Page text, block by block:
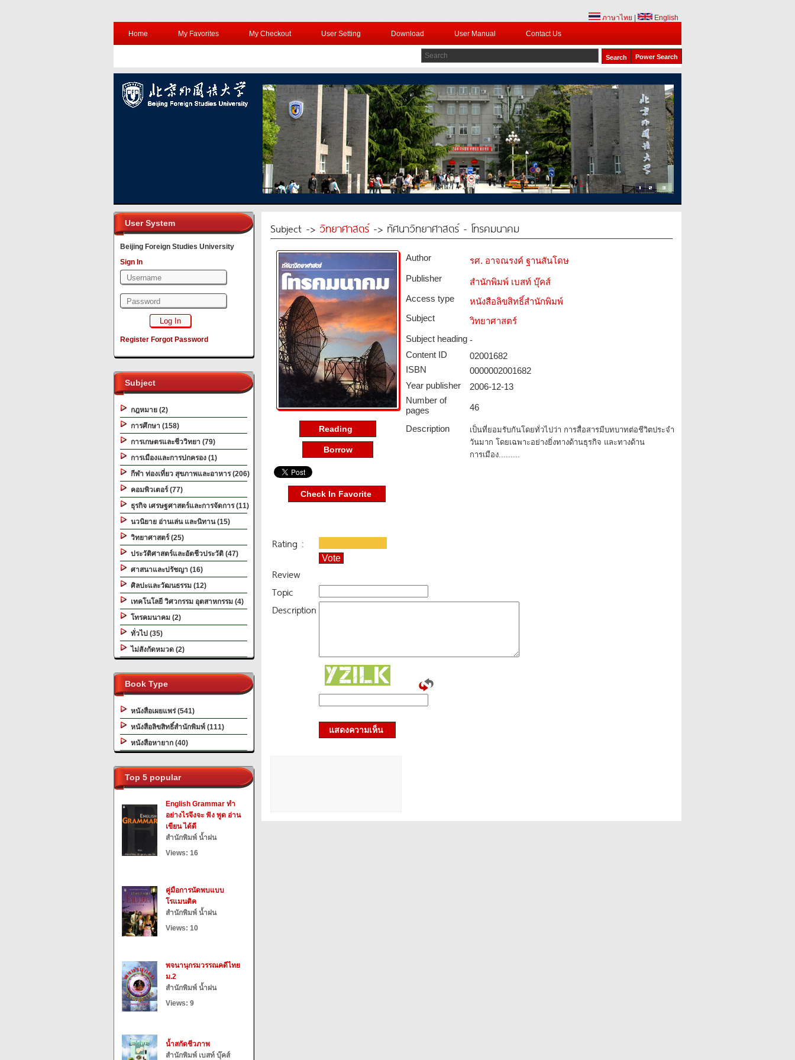
ภาษาไทย
English
Home
My Favorites My Checkout User Setting Download User Manual Contact Us
Power Search
1 2
User System
Beijing Foreign Studies University
Sign In
Register Forgot Password
Subject
กฎหมาย (2)
การศึกษา (158)
การเกษตรและชีววิทยา (79)
การเมืองและการปกครอง (1)
กีฬา ท่องเที่ยว สุขภาพและอาหาร (206)
คอมพิวเตอร์ (77)
ธุรกิจ เศรษฐศาสตร์และการจัดการ (11)
นวนิยาย อ่านเล่น และนิทาน (15)
วิทยาศาสตร์ (25)
ประวัติศาสตร์และอัตชีวประวัติ (47)
ศาสนาและปรัชญา (16)
ศิลปะและวัฒนธรรม (12)
เทคโนโลยี วิศวกรรม อุตสาหกรรม (4)
โทรคมนาคม (2)
ทั่วไป (35)
ไม่สังกัดหมวด (2)
Book Type
หนังสือเผยแพร่ (541)
หนังสือลิขสิทธิ์สำนักพิมพ์ (111)
หนังสือหายาก (40)
Top 5 popular
English Grammar ทำ
อย่างไรจึงจะ ฟัง พูด อ่าน
เขียน ได้ดี
สำนักพิมพ์ น้ำฝน
Views: 16
คู่มือการนัดพบแบบ
โรแมนติค
สำนักพิมพ์ น้ำฝน
Views: 10
พจนานุกรมวรรณคดีไทย
ม.2
สำนักพิมพ์ น้ำฝน
Views: 9
น้ำสกัดชีวภาพ
สำนักพิมพ์ เบสท์ บุ๊คส์
Subject -> วิทยาศาสตร์-> ทัศนาวิทยาศาสตร์ - โทรคมนาคม
Reading
Borrow
Author
รศ. อาจณรงค์ ฐานสันโดษ
Publisher
สำนักพิมพ์ เบสท์ บุ๊คส์
Access type­
หนังสือลิขสิทธิ์สำนักพิมพ์
Subject­
วิทยาศาสตร์
Subject heading -
Content ID­
02001682
ISBN
0000002001682
Year publisher
2006-12-13
Number of
pages
46
Description
เป็นที่ยอมรับกันโดยทั่วไปว่า การสื่อสารมีบทบาทต่อชีวิตประจำ
วันมาก โดยเฉพาะอย่างยิ่งทางด้านธุรกิจ และทางด้าน
การเมือง.........
Check In Favorite
Rating :
Vote
Review
Topic
Description
แสดงความเห็น